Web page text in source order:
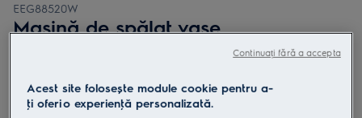
EEG88520W
Mașină de spălat vase
încorporabilă GlassCare 60 cm 14
Acest site folosește module cookie pentru a-
ţi oferi o experienţă personalizată.
Continuați fără a accepta